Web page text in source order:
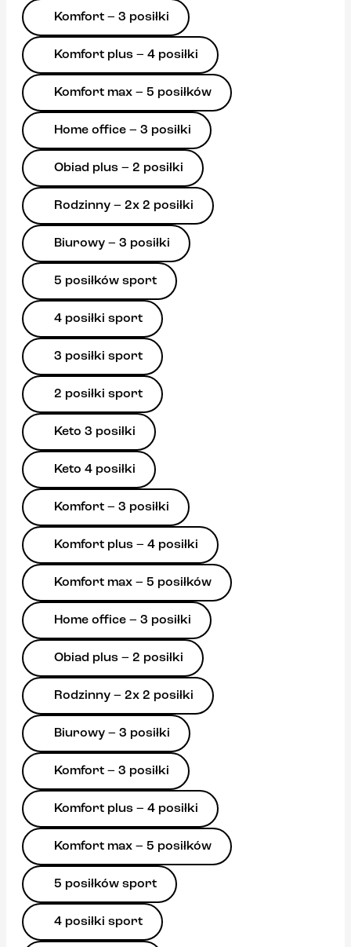
Komfort – 3 posiłki
Komfort plus – 4 posiłki
Komfort max – 5 posiłków
Home office – 3 posiłki
Obiad plus – 2 posiłki
Rodzinny – 2x 2 posiłki
Biurowy – 3 posiłki
5 posiłków sport
4 posiłki sport
3 posiłki sport
2 posiłki sport
Keto 3 posiłki
Keto 4 posiłki
Komfort – 3 posiłki
Komfort plus – 4 posiłki
Komfort max – 5 posiłków
Home office – 3 posiłki
Obiad plus – 2 posiłki
Rodzinny – 2x 2 posiłki
Biurowy – 3 posiłki
Komfort – 3 posiłki
Komfort plus – 4 posiłki
Komfort max – 5 posiłków
5 posiłków sport
4 posiłki sport